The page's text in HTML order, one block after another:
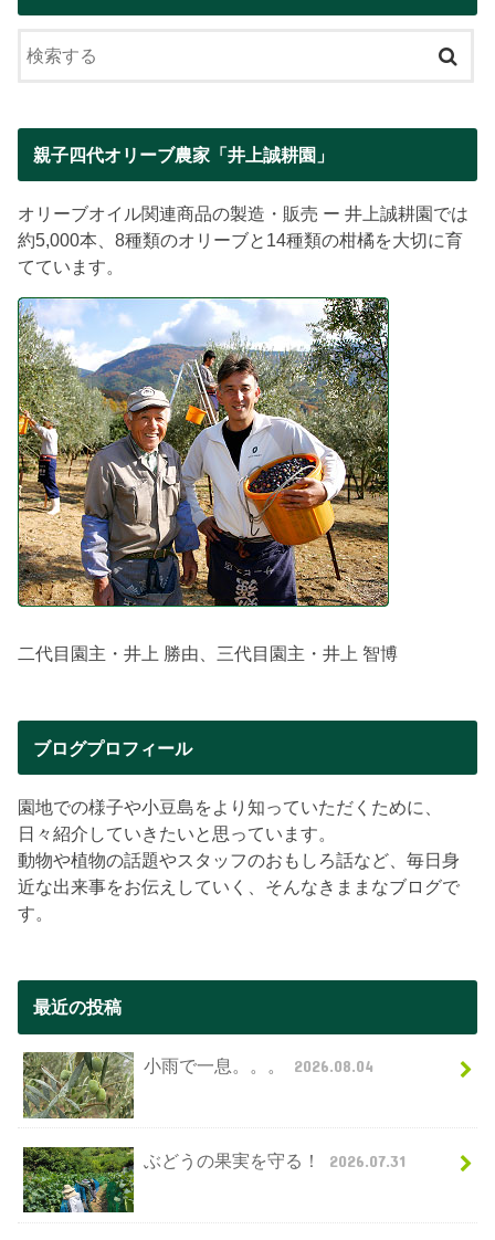
親子四代オリーブ農家「井上誠耕園」
オリーブオイル関連商品の製造・販売 ー 井上誠耕園では
約5,000本、8種類のオリーブと14種類の柑橘を大切に育
てています。
二代目園主・井上 勝由、三代目園主・井上 智博
ブログプロフィール
園地での様子や小豆島をより知っていただくために、
日々紹介していきたいと思っています。
動物や植物の話題やスタッフのおもしろ話など、毎日身
近な出来事をお伝えしていく、そんなきままなブログで
す。
最近の投稿
小雨で一息。。。 2026.08.04
ぶどうの果実を守る！ 2026.07.31